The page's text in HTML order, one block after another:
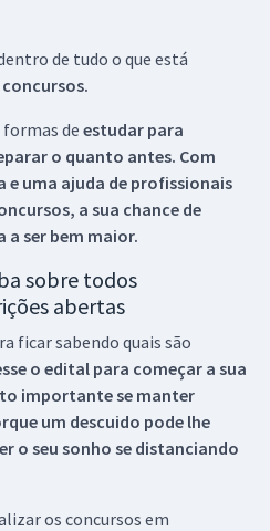
de tudo o que está
concursos.
formas de estudar para
o quanto antes. Com
uma ajuda de profissionais
a sua chance de
a ser bem maior.
sobre todos
abertas
ficar sabendo quais são
o edital para começar a sua
importante se manter
um descuido pode lhe
o seu sonho se distanciando
os concursos em